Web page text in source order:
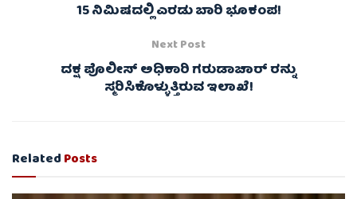
15 ನಿಮಿಷದಲ್ಲಿ ಎರಡು ಬಾರಿ ಭೂಕಂಪ!
Next Post
ದಕ್ಷ ಪೊಲೀಸ್ ಅಧಿಕಾರಿ ಗರುಡಾಚಾರ್ ರನ್ನು
ಸ್ಮರಿಸಿಕೊಳ್ಳುತ್ತಿರುವ ಇಲಾಖೆ!
RelatedPosts